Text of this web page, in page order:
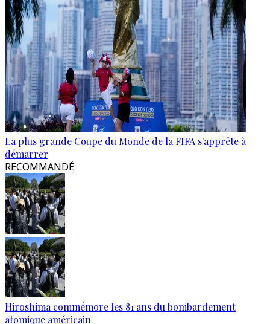
La plus grande Coupe du Monde de la FIFA s'apprête à
démarrer
RECOMMANDÉ
Hiroshima commémore les 81 ans du bombardement
atomique américain